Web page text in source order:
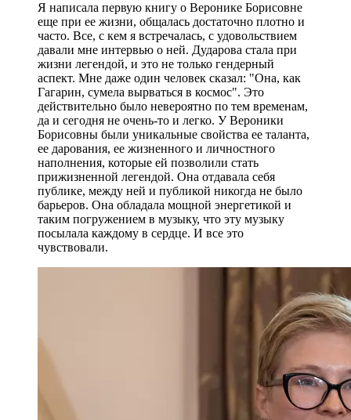
Я написала первую книгу о Веронике Борисовне
еще при ее жизни, общалась достаточно плотно и
часто. Все, с кем я встречалась, с удовольствием
давали мне интервью о ней. Дударова стала при
жизни легендой, и это не только гендерный
аспект. Мне даже один человек сказал: "Она, как
Гагарин, сумела вырваться в космос". Это
действительно было невероятно по тем временам,
да и сегодня не очень-то и легко. У Вероники
Борисовны были уникальные свойства ее таланта,
ее дарования, ее жизненного и личностного
наполнения, которые ей позволили стать
прижизненной легендой. Она отдавала себя
публике, между ней и публикой никогда не было
барьеров. Она обладала мощной энергетикой и
таким погружением в музыку, что эту музыку
посылала каждому в сердце. И все это
чувствовали.